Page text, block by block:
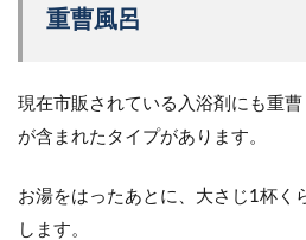
重曹風呂
現在市販されている入浴剤にも重曹
が含まれたタイプがあります。
お湯をはったあとに、大さじ1杯く
します。